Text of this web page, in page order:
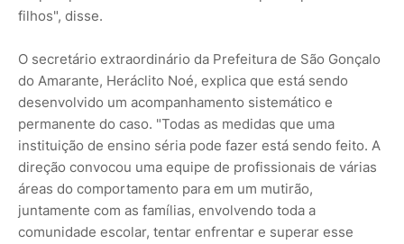
filhos", disse.
O secretário extraordinário da Prefeitura de São Gonçalo
do Amarante, Heráclito Noé, explica que está sendo
desenvolvido um acompanhamento sistemático e
permanente do caso. "Todas as medidas que uma
instituição de ensino séria pode fazer está sendo feito. A
direção convocou uma equipe de profissionais de várias
áreas do comportamento para em um mutirão,
juntamente com as famílias, envolvendo toda a
comunidade escolar, tentar enfrentar e superar esse